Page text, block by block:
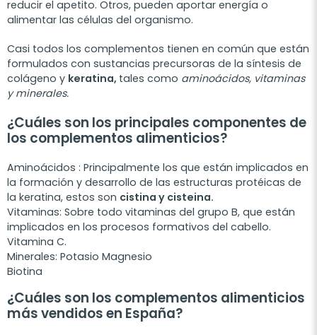
reducir el apetito. Otros, pueden aportar energía o
alimentar las células del organismo.
Casi todos los complementos tienen en común que están
formulados con sustancias precursoras de la síntesis de
colágeno y keratina, tales como aminoácidos, vitaminas
y minerales.
¿Cuáles son los principales componentes de
los complementos alimenticios?
Aminoácidos : Principalmente los que están implicados en
la formación y desarrollo de las estructuras protéicas de
la keratina, estos son cistina y cisteina.
Vitaminas: Sobre todo vitaminas del grupo B, que están
implicados en los procesos formativos del cabello.
Vitamina C.
Minerales: Potasio Magnesio
Biotina
¿Cuáles son los complementos alimenticios
más vendidos en España?